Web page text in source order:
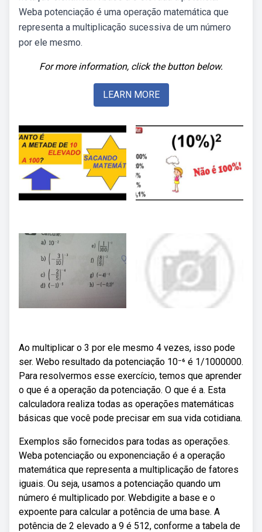
Weba potenciação é uma operação matemática que
representa a multiplicação sucessiva de um número
por ele mesmo.
For more information, click the button below.
LEARN MORE
Ao multiplicar o 3 por ele mesmo 4 vezes, isso pode
ser. Webo resultado da potenciação 10⁻⁶ é 1/1000000.
Para resolvermos esse exercício, temos que aprender
o que é a operação da potenciação. O que é a. Esta
calculadora realiza todas as operações matemáticas
básicas que você pode precisar em sua vida cotidiana.
Exemplos são fornecidos para todas as operações.
Weba potenciação ou exponenciação é a operação
matemática que representa a multiplicação de fatores
iguais. Ou seja, usamos a potenciação quando um
número é multiplicado por. Webdigite a base e o
expoente para calcular a potência de uma base. A
potência de 2 elevado a 9 é 512, conforme a tabela de